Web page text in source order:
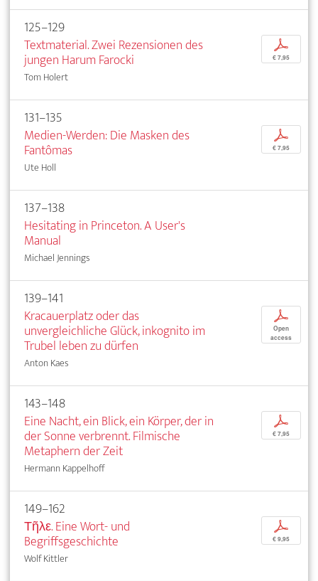
125–129
Textmaterial. Zwei Rezensionen des
jungen Harum Farocki
Tom Holert
p
€ 7,95
131–135
Medien-Werden: Die Masken des
Fantômas
Ute Holl
p
€ 7,95
137–138
Hesitating in Princeton. A User's
Manual
Michael Jennings
139–141
Kracauerplatz oder das
unvergleichliche Glück, inkognito im
Trubel leben zu dürfen
Anton Kaes
p
Open
access
143–148
Eine Nacht, ein Blick, ein Körper, der in
der Sonne verbrennt. Filmische
Metaphern der Zeit
Hermann Kappelhoff
p
€ 7,95
149–162
Τῆλε. Eine Wort- und
Begriffsgeschichte
Wolf Kittler
p
€ 9,95